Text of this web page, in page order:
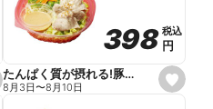
o
r
i
e
s
e
398
398 税込
税込
円
円
たんぱく質が摂れる!豚しゃぶのパスタサラダ
8月3日〜8月10日